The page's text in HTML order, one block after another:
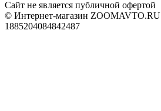
Сайт не является публичной офертой
© Интернет-магазин ZOOMAVTO.RU
1885204084842487